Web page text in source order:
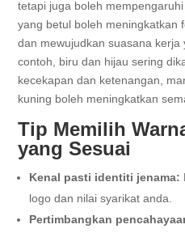
tetapi juga boleh
yang betul boleh meningkatkan
dan mewujudkan suasana
contoh, biru dan hijau sering
kecekapan dan ketenangan,
kuning boleh meningkatkan
Tip Memilih
yang Sesuai
Kenal pasti identiti jenama:
logo dan nilai syarikat anda.
Pertimbangkan